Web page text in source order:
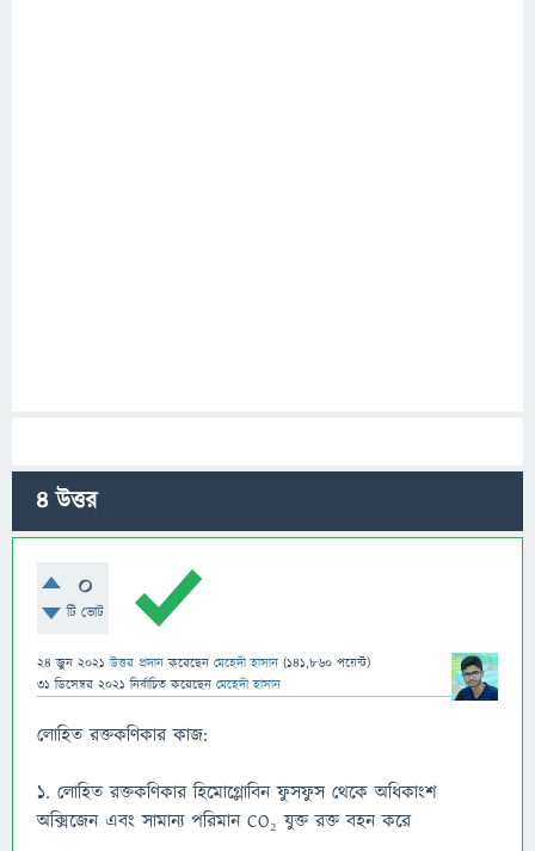
4উত্তর
0
টি ভোট
24 জুন 2021 উত্তর প্রদান করেছেন মেহেদী হাসান (141,860 পয়েন্ট)
31 ডিসেম্বর 2021 নির্বাচিত করেছেন মেহেদী হাসান
লোহিত রক্তকণিকার কাজ:
১. লোহিত রক্তকণিকার হিমোগ্লোবিন ফুসফুস থেকে অধিকাংশ
অক্সিজেন এবং সামান্য পরিমান CO₂ যুক্ত রক্ত বহন করে